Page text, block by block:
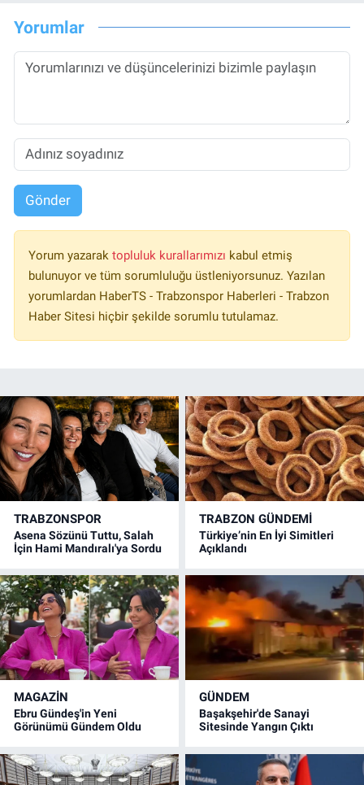
Yorumlar
Gönder
Yorum yazarak topluluk kurallarımızı kabul etmiş
bulunuyor ve tüm sorumluluğu üstleniyorsunuz. Yazılan
yorumlardan HaberTS - Trabzonspor Haberleri - Trabzon
Haber Sitesi hiçbir şekilde sorumlu tutulamaz.
TRABZONSPOR
Asena Sözünü Tuttu, Salah
İçin Hami Mandıralı'ya Sordu
TRABZON GÜNDEMİ
Türkiye’nin En İyi Simitleri
Açıklandı
MAGAZİN
Ebru Gündeş'in Yeni
Görünümü Gündem Oldu
GÜNDEM
Başakşehir'de Sanayi
Sitesinde Yangın Çıktı